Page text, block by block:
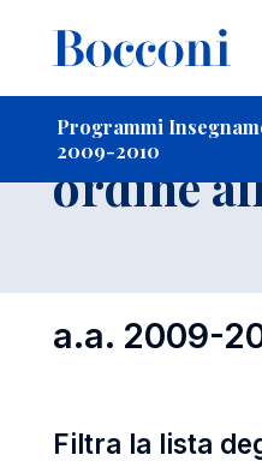
Programmi
2009-2010
-
ordine
a.a. 2009-
Filtra la lista